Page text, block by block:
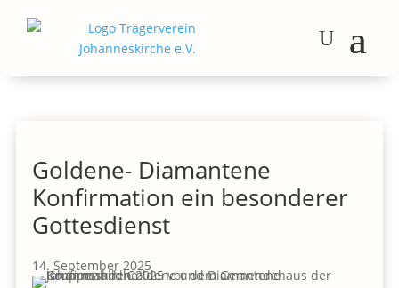
Goldene- Diamantene
Konfirmation ein besonderer
Gottesdienst
14. September 2025